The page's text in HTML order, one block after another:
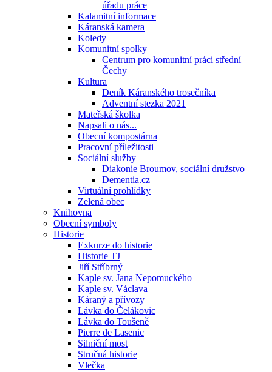
úřadu práce
Kalamitní informace
Káranská kamera
Koledy
Komunitní spolky
Centrum pro komunitní práci střední
Čechy
Kultura
Deník Káranského trosečníka
Adventní stezka 2021
Mateřská školka
Napsali o nás...
Obecní kompostárna
Pracovní příležitosti
Sociální služby
Diakonie Broumov, sociální družstvo
Dementia.cz
Virtuální prohlídky
Zelená obec
Knihovna
Obecní symboly
Historie
Exkurze do historie
Historie TJ
Jiří Stříbrný
Kaple sv. Jana Nepomuckého
Kaple sv. Václava
Káraný a přívozy
Lávka do Čelákovic
Lávka do Toušeně
Pierre de Lasenic
Silniční most
Stručná historie
Vlečka